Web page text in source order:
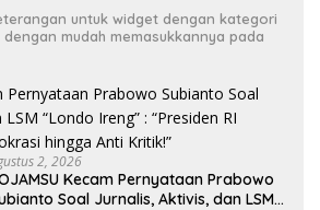
untuk widget dengan kategori
mudah memasukkannya pada
2, 2026
Kecam Pernyataan Prabowo
Soal Jurnalis, Aktivis, dan LSM